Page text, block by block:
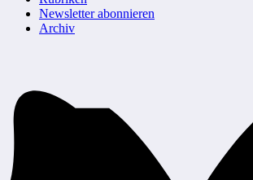
Newsletter abonnieren
Archiv